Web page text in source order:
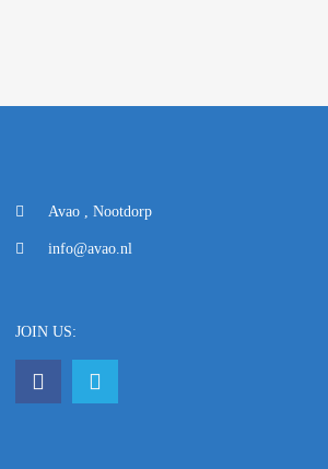
Avao , Nootdorp
info@avao.nl
JOIN US: